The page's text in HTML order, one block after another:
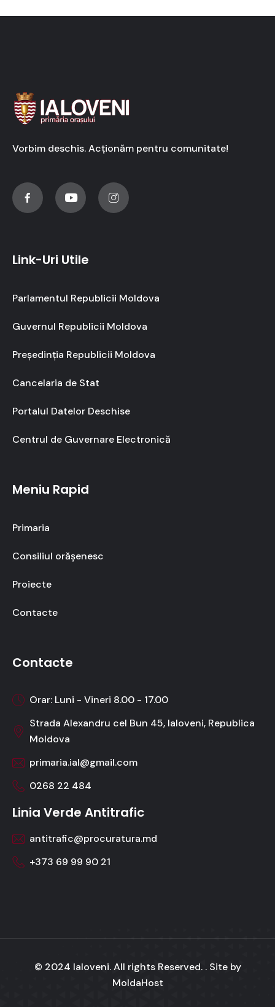
Vorbim deschis. Acționăm pentru comunitate!
Link-Uri Utile
Parlamentul Republicii Moldova
Guvernul Republicii Moldova
Președinția Republicii Moldova
Cancelaria de Stat
Portalul Datelor Deschise
Centrul de Guvernare Electronică
Meniu Rapid
Primaria
Consiliul orășenesc
Proiecte
Contacte
Contacte
Orar: Luni - Vineri 8.00 - 17.00
Strada Alexandru cel Bun 45, Ialoveni, Republica
Moldova
primaria.ial@gmail.com
0268 22 484
Linia Verde Antitrafic
antitrafic@procuratura.md
+373 69 99 90 21
© 2024 Ialoveni. All rights Reserved. . Site by
MoldaHost